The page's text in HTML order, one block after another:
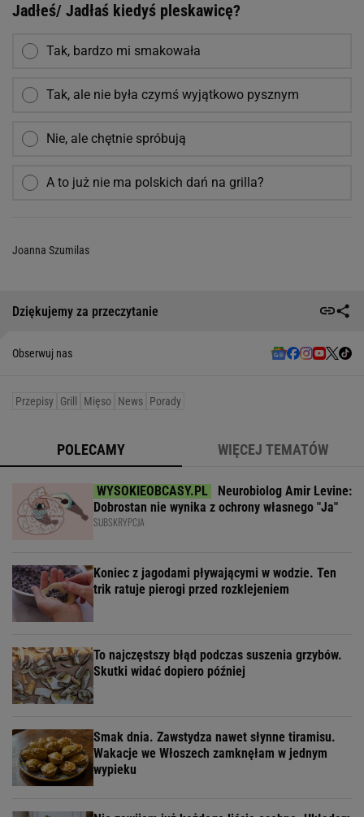
Jadłeś/ Jadłaś kiedyś pleskawicę?
Tak, bardzo mi smakowała
Tak, ale nie była czymś wyjątkowo pysznym
Nie, ale chętnie spróbują
A to już nie ma polskich dań na grilla?
Joanna Szumilas
Dziękujemy za przeczytanie
Obserwuj nas
Przepisy Grill Mięso News Porady
POLECAMY WIĘCEJ TEMATÓW
Neurobiolog Amir Levine:
Dobrostan nie wynika z ochrony własnego "Ja"
SUBSKRYPCJA
Koniec z jagodami pływającymi w wodzie. Ten
trik ratuje pierogi przed rozklejeniem
To najczęstszy błąd podczas suszenia grzybów.
Skutki widać dopiero później
Smak dnia. Zawstydza nawet słynne tiramisu.
Wakacje we Włoszech zamknęłam w jednym
wypieku